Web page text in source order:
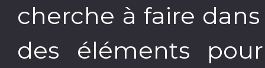
cherche à faire
des éléments